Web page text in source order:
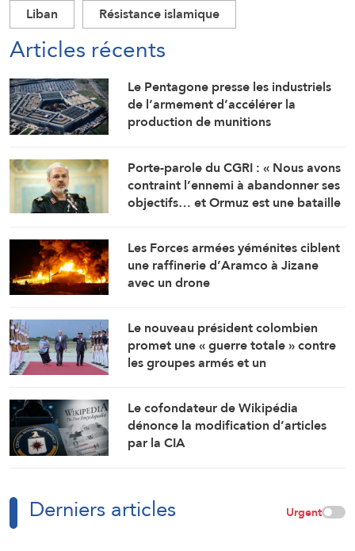
Liban Résistance islamique
Articles récents
Le Pentagone presse les industriels
de l’armement d’accélérer la
production de munitions
Porte-parole du CGRI : « Nous avons
contraint l’ennemi à abandonner ses
objectifs… et Ormuz est une bataille
Les Forces armées yéménites ciblent
une raffinerie d’Aramco à Jizane
avec un drone
Le nouveau président colombien
promet une « guerre totale » contre
les groupes armés et un
Washington
Le cofondateur de Wikipédia
dénonce la modification d’articles
par la CIA
Derniers articles Urgent